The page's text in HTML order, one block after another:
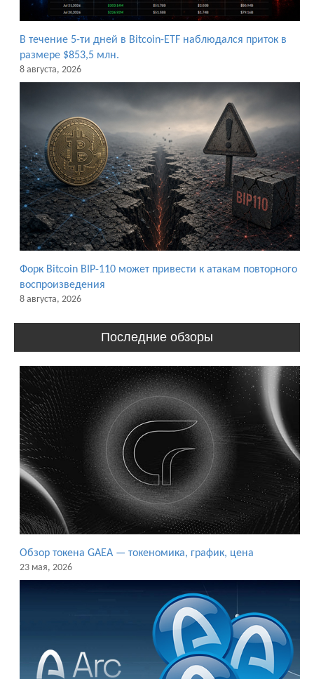
В течение 5-ти дней в Bitcoin-ETF наблюдался приток в
размере $853,5 млн.
8 августа, 2026
Форк Bitcoin BIP-110 может привести к атакам повторного
воспроизведения
8 августа, 2026
Последние обзоры
Обзор токена GAEA — токеномика, график, цена
23 мая, 2026